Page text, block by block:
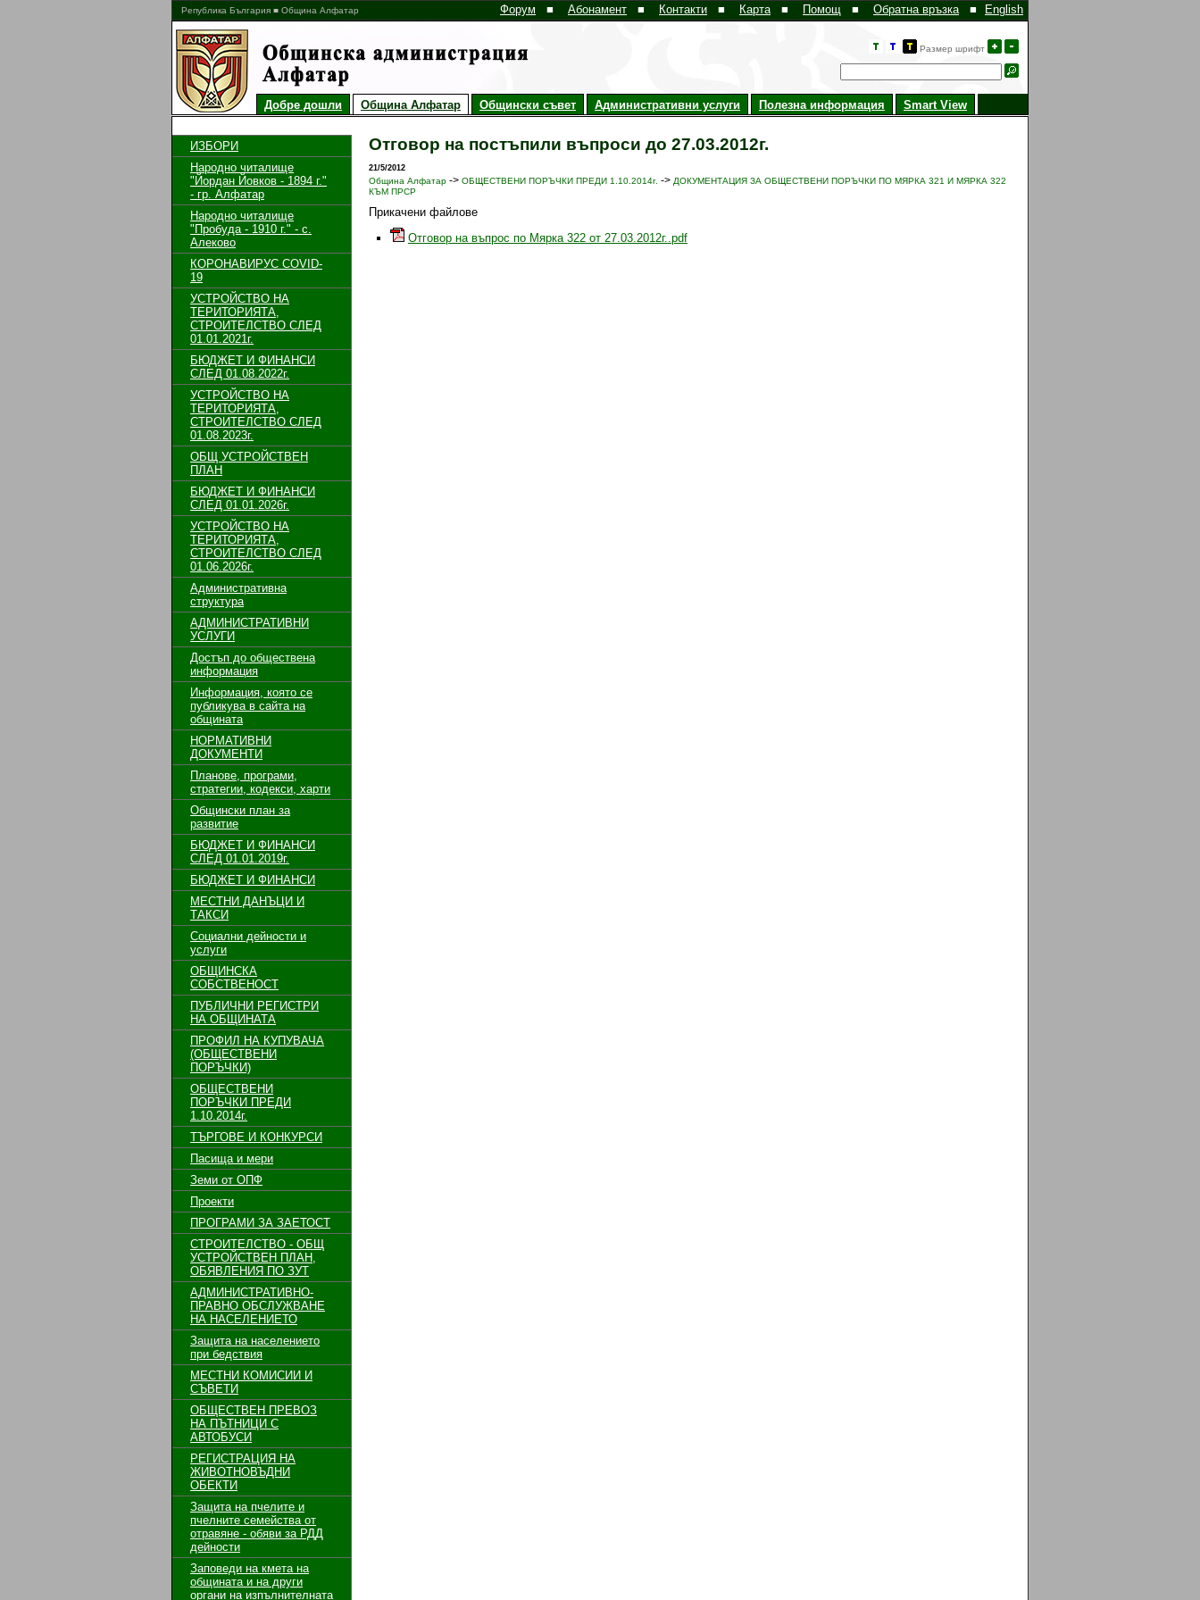
Република България ■ Община Алфатар English
Форум ■ Абонамент ■ Контакти ■ Карта ■ Помощ ■ Обратна връзка ■
Размер шрифт
Добре дошли Община Алфатар Общински съвет Административни услуги Полезна информация Smart View
ИЗБОРИ
Народно читалище
"Йордан Йовков - 1894 г."
- гр. Алфатар
Народно читалище
"Пробуда - 1910 г." - с.
Алеково
КОРОНАВИРУС COVID-
19
УСТРОЙСТВО НА
ТЕРИТОРИЯТА,
СТРОИТЕЛСТВО СЛЕД
01.01.2021г.
БЮДЖЕТ И ФИНАНСИ
СЛЕД 01.08.2022г.
УСТРОЙСТВО НА
ТЕРИТОРИЯТА,
СТРОИТЕЛСТВО СЛЕД
01.08.2023г.
ОБЩ УСТРОЙСТВЕН
ПЛАН
БЮДЖЕТ И ФИНАНСИ
СЛЕД 01.01.2026г.
УСТРОЙСТВО НА
ТЕРИТОРИЯТА,
СТРОИТЕЛСТВО СЛЕД
01.06.2026г.
Административна
структура
АДМИНИСТРАТИВНИ
УСЛУГИ
Достъп до обществена
информация
Информация, която се
публикува в сайта на
общината
НОРМАТИВНИ
ДОКУМЕНТИ
Планове, програми,
стратегии, кодекси, харти
Общински план за
развитие
БЮДЖЕТ И ФИНАНСИ
СЛЕД 01.01.2019г.
БЮДЖЕТ И ФИНАНСИ
МЕСТНИ ДАНЪЦИ И
ТАКСИ
Социални дейности и
услуги
ОБЩИНСКА
СОБСТВЕНОСТ
ПУБЛИЧНИ РЕГИСТРИ
НА ОБЩИНАТА
ПРОФИЛ НА КУПУВАЧА
(ОБЩЕСТВЕНИ
ПОРЪЧКИ)
ОБЩЕСТВЕНИ
ПОРЪЧКИ ПРЕДИ
1.10.2014г.
ТЪРГОВЕ И КОНКУРСИ
Пасища и мери
Земи от ОПФ
Проекти
ПРОГРАМИ ЗА ЗАЕТОСТ
СТРОИТЕЛСТВО - ОБЩ
УСТРОЙСТВЕН ПЛАН,
ОБЯВЛЕНИЯ ПО ЗУТ
АДМИНИСТРАТИВНО-
ПРАВНО ОБСЛУЖВАНЕ
НА НАСЕЛЕНИЕТО
Защита на населението
при бедствия
МЕСТНИ КОМИСИИ И
СЪВЕТИ
ОБЩЕСТВЕН ПРЕВОЗ
НА ПЪТНИЦИ С
АВТОБУСИ
РЕГИСТРАЦИЯ НА
ЖИВОТНОВЪДНИ
ОБЕКТИ
Защита на пчелите и
пчелните семейства от
отравяне - обяви за РДД
дейности
Заповеди на кмета на
общината и на други
органи на изпълнителната
Отговор на постъпили въпроси до 27.03.2012г.
21/5/2012
Община Алфатар -> ОБЩЕСТВЕНИ ПОРЪЧКИ ПРЕДИ 1.10.2014г. -> ДОКУМЕНТАЦИЯ ЗА ОБЩЕСТВЕНИ ПОРЪЧКИ ПО МЯРКА 321 И МЯРКА 322
КЪМ ПРСР
Прикачени файлове
Отговор на въпрос по Мярка 322 от 27.03.2012г..pdf